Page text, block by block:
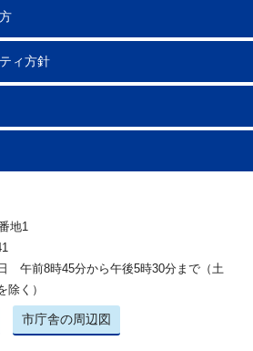
ィ方針
地1
午前8時45分から午後5時30分まで（土
く）
市庁舎の周辺図